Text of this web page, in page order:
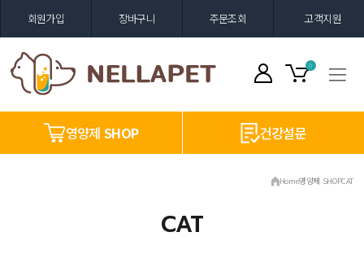
회원가입 장바구니 주문조회 고객지원
0
영양제 SHOP 건강설문
Home영양제 SHOPCAT
CAT